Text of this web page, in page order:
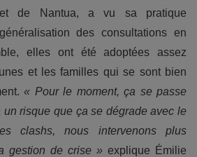
et de Nantua, a vu sa pratique
des consultations en
elles ont été adoptées assez
et les familles qui se sont bien
« Pour le moment, ça se passe
risque que ça se dégrade avec le
clashs, nous intervenons plus
gestion de crise » explique Émilie